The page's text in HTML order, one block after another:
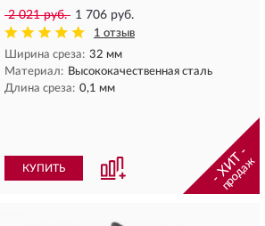
2 021 руб. 1 706 руб.
1 отзыв
Ширина среза: 32 мм
Материал: Высококачественная сталь
Длина среза: 0,1 мм
КУПИТЬ - ХИТ -
продаж